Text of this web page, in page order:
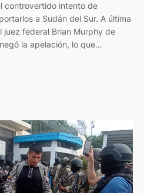
controvertido intento de
a Sudán del Sur. A última
juez federal Brian Murphy de
la apelación, lo que…